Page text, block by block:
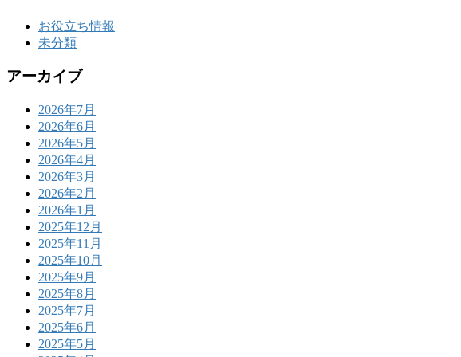
お役立ち情報
未分類
アーカイブ
2026年7月
2026年6月
2026年5月
2026年4月
2026年3月
2026年2月
2026年1月
2025年12月
2025年11月
2025年10月
2025年9月
2025年8月
2025年7月
2025年6月
2025年5月